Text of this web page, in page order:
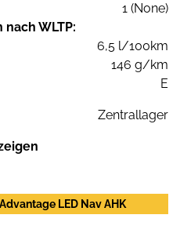
1 (None)
WLTP:
6,5 l/100km
146 g/km
E
Zentrallager
LED Nav AHK